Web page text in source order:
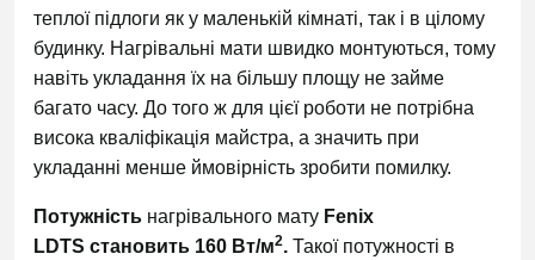
теплої підлоги як у маленькій кімнаті, так і в цілому
будинку. Нагрівальні мати швидко монтуються, тому
навіть укладання їх на більшу площу не займе
багато часу. До того ж для цієї роботи не потрібна
висока кваліфікація майстра, а значить при
укладанні менше ймовірність зробити помилку.
Потужність нагрівального мату Fenix
LDTS становить 160 Вт/м2. Такої потужності в